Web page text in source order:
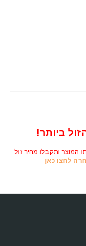
ביותר!
המוצר ותקבלו מחיר זול
לחצו כאן